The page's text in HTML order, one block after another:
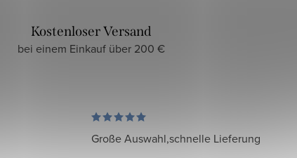
Kostenloser Versand
bei einem Einkauf über 200 €
Große Auswahl,schnelle Lieferung